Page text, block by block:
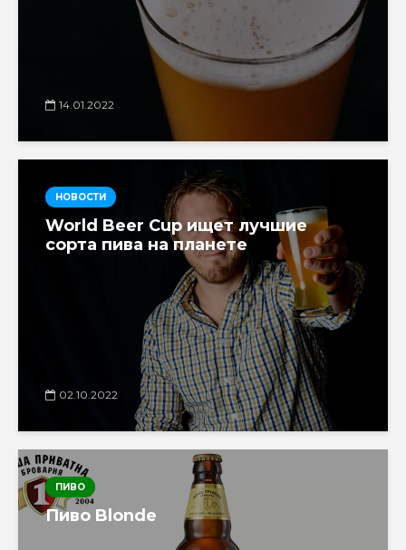
14.01.2022
НОВОСТИ
World Beer Cup ищет лучшие
сорта пива на планете
02.10.2022
ПИВО
Пиво Blonde